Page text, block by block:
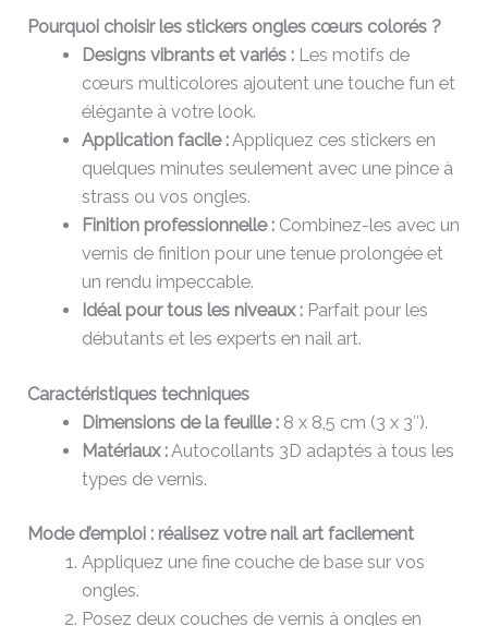
Pourquoi choisir les stickers ongles cœurs colorés ?
Designs vibrants et variés :Les motifs de
cœurs multicolores ajoutent une touche fun et
élégante à votre look.
Application facile :Appliquez ces stickers en
quelques minutes seulement avec une pince à
strass ou vos ongles.
Finition professionnelle :Combinez-les avec un
vernis de finition pour une tenue prolongée et
un rendu impeccable.
Idéal pour tous les niveaux :Parfait pour les
débutants et les experts en nail art.
Caractéristiques techniques
Dimensions de la feuille :8 x 8,5 cm (3 x 3″).
Matériaux :Autocollants 3D adaptés à tous les
types de vernis.
Mode d’emploi : réalisez votre nail art facilement
Appliquez une fine couche de base sur vos
ongles.
Posez deux couches de vernis à ongles en